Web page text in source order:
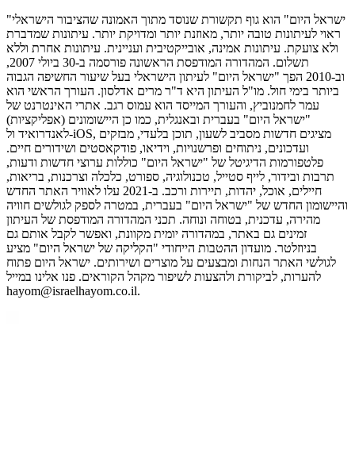
"ישראל היום" הוא גוף תקשורת שנוסד מתוך האמונה שהציבור הישראלי
ראוי לעיתונות טובה יותר, מאוזנת יותר ומדויקת יותר. עיתונות שמדברת
ולא צועקת. עיתונות אמינה, אובייקטיבית ועניינית. עיתונות אחרת וללא
תשלום. המהדורה המודפסת הראשונה פורסמה ב-30 ביולי 2007,
וב-2010 הפך "ישראל היום" לעיתון הישראלי בעל שיעור החשיפה הגבוה
ביותר בימי חול. מו"ל העיתון היא ד"ר מרים אדלסון. העורך הראשי הוא
עמר לחמנוביץ, והעורך המייסד הוא עמוס רגב. אתרי האינטרנט של
"ישראל היום" בעברית ובאנגלית, כמו כן היישומונים (אפליקציות)
לאנדרואיד ול-iOS, מציגים חדשות מסביב לשעון, תוכן בלעדי, מבזקים
ועדכונים, ניתוחים ופרשנויות, וידיאו, פודקאסטים ושידורים חיים.
פלטפורמות הדיגיטל של "ישראל היום" כוללות ערוצי חדשות ודעות,
תרבות ובידור, לייף סטייל, טכנולוגיה, ספורט, כלכלה וצרכנות, בריאות,
חיילים, אוכל, יהדות, תיירות ורכב. ב-2021 עלו לאוויר האתר החדש
והיישומון החדש של "ישראל היום" בעברית, במטרה לספק לגולשים חוויה
מהירה, עדכנית, בטוחה ונוחה. תכני המהדורה המודפסת של העיתון
זמינים גם באתר, במהדורה יומית מקוונת, ואפשר לקבל אותם גם
בניוזלטר. מועדון ההטבות הייחודי "הקליקה של ישראל היום" מציע
לגולשי האתר הנחות ומבצעים על מוצרים ושירותים. ישראל היום פתוח
להערות, לביקורת ולהצעות לשיפור מקהל הקוראים. פנו אלינו במייל
hayom@israelhayom.co.il.